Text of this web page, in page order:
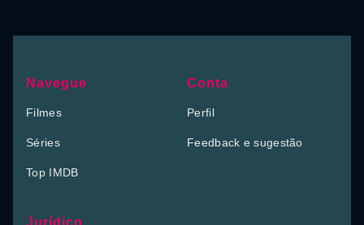
Navegue
Filmes
Séries
Top IMDB
Conta
Perfil
Feedback e sugestão